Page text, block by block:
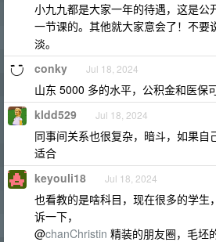
小九九都是大家一年的待遇，这是公
一节课的。其他就大家意会了！不要
淡。
conky Jul 18, 2024
山东 5000 多的水平，公积金和医保
kldd529 Jul 18, 2024
同事间关系也很复杂，暗斗，如果自
适合
keyouli18 Jul 18, 2024
也看教的是啥科目，现在很多的学生
诉一下，
@chanChristin 精装的朋友圈，毛坯